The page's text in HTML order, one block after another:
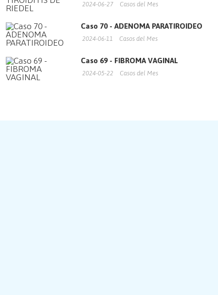
2024-06-27 Casos del Mes
Caso 70 - ADENOMA PARATIROIDEO
2024-06-11 Casos del Mes
Caso 69 - FIBROMA VAGINAL
2024-05-22 Casos del Mes